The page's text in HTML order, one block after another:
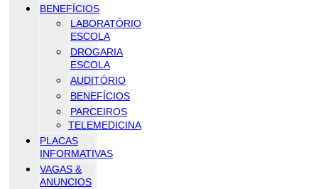
BENEFÍCIOS
LABORATÓRIO
ESCOLA
DROGARIA
ESCOLA
AUDITÓRIO
BENEFÍCIOS
PARCEIROS
TELEMEDICINA
PLACAS
INFORMATIVAS
VAGAS &
ANUNCIOS